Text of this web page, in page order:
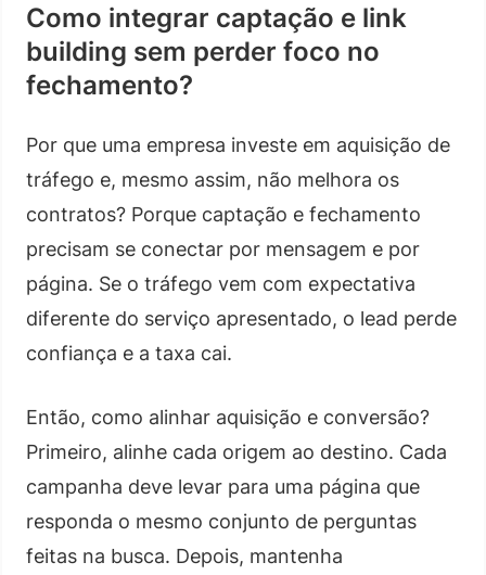
Como integrar captação e link
building sem perder foco no
fechamento?
Por que uma empresa investe em aquisição de
tráfego e, mesmo assim, não melhora os
contratos? Porque captação e fechamento
precisam se conectar por mensagem e por
página. Se o tráfego vem com expectativa
diferente do serviço apresentado, o lead perde
confiança e a taxa cai.
Então, como alinhar aquisição e conversão?
Primeiro, alinhe cada origem ao destino. Cada
campanha deve levar para uma página que
responda o mesmo conjunto de perguntas
feitas na busca. Depois, mantenha